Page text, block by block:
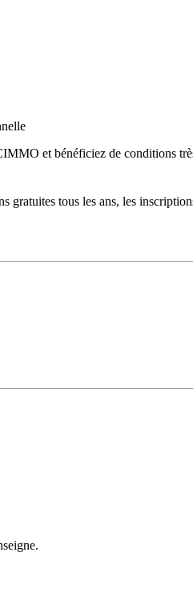
et bénéficiez de conditions
gratuites tous les ans, les
formation partenaire
de démarrage